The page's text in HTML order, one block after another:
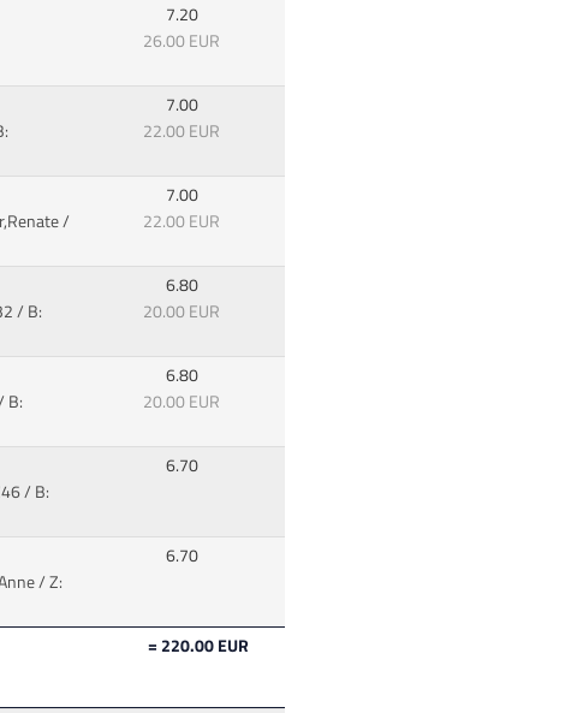
7.20
26.00 EUR
7.00
22.00 EUR
/
7.00
22.00 EUR
/ B:
6.80
20.00 EUR
B:
6.80
20.00 EUR
/ B:
6.70
/ Z:
6.70
= 220.00 EUR